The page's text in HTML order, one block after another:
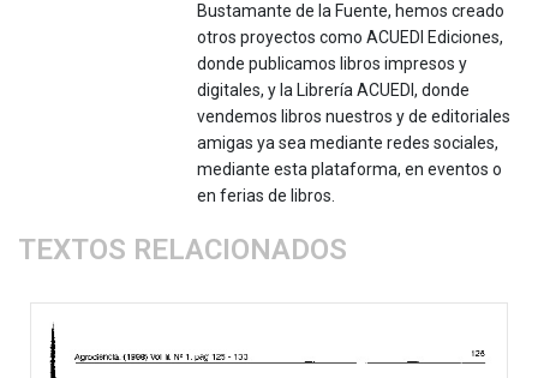
Bustamante de la Fuente, hemos creado
otros proyectos como ACUEDI Ediciones,
donde publicamos libros impresos y
digitales, y la Librería ACUEDI, donde
vendemos libros nuestros y de editoriales
amigas ya sea mediante redes sociales,
mediante esta plataforma, en eventos o
en ferias de libros.
TEXTOS RELACIONADOS